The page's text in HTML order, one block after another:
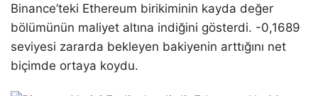
Binance’teki Ethereum birikiminin kayda değer
bölümünün maliyet altına indiğini gösterdi. -0,1689
seviyesi zararda bekleyen bakiyenin arttığını net
biçimde ortaya koydu.